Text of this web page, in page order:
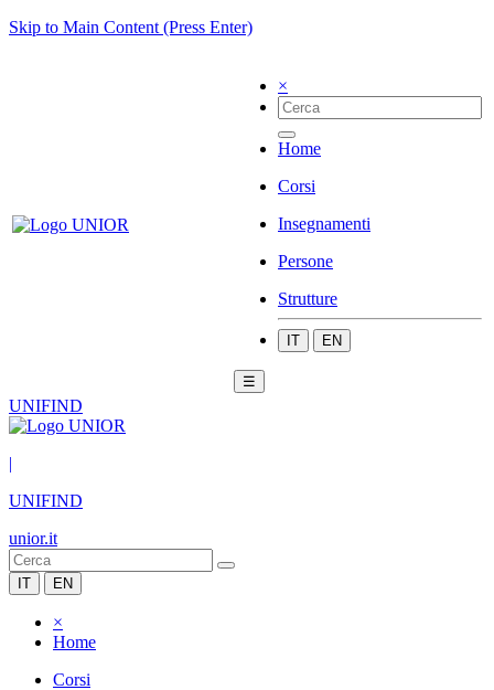
Skip to Main Content (Press Enter)
×
Home
Corsi
Insegnamenti
Persone
Strutture
IT EN
☰
UNIFIND
|
UNIFIND
unior.it
IT EN
×
Home
Corsi